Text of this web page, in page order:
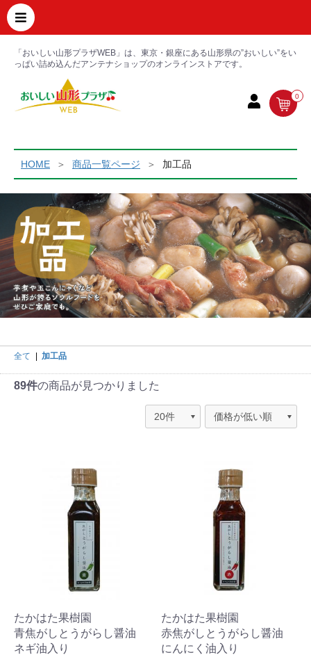
「おいしい山形プラザWEB」は、東京・銀座にある山形県の”おいしい”をい
っぱい詰め込んだアンテナショップのオンラインストアです。
0
HOME 商品一覧ページ 加工品
全て 加工品
89件の商品が見つかりました
たかはた果樹園
青焦がしとうがらし醤油
ネギ油入り
たかはた果樹園
赤焦がしとうがらし醤油
にんにく油入り